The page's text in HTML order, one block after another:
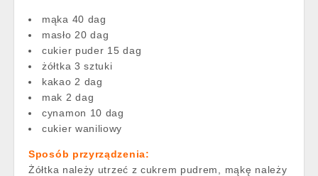
mąka 40 dag
masło 20 dag
cukier puder 15 dag
żółtka 3 sztuki
kakao 2 dag
mak 2 dag
cynamon 10 dag
cukier waniliowy
Sposób przyrządzenia:
Żółtka należy utrzeć z cukrem pudrem, mąkę należy